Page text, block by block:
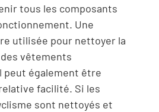
tous les composants
Une
utilisée pour nettoyer la
vêtements
peut également être
facilité. Si les
sont nettoyés et